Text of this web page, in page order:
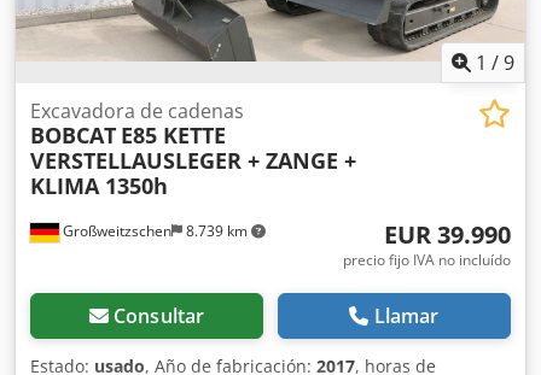
1 /9
Großweitzschen 8.739 km
Excavadora de cadenas
BOBCAT E85 KETTE
VERSTELLAUSLEGER + ZANGE +
KLIMA 1350h
EUR 39.990
precio fijo IVA no incluído
Consultar Llamar
Estado: usado, Año de fabricación: 2017, horas de